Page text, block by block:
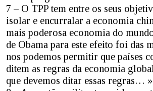
7 – O TPP tem entre os seus
isolar e encurralar a economia
mais poderosa economia do
de Obama para este efeito foi das
nos podemos permitir que países
ditem as regras da economia
que devemos ditar essas regras…